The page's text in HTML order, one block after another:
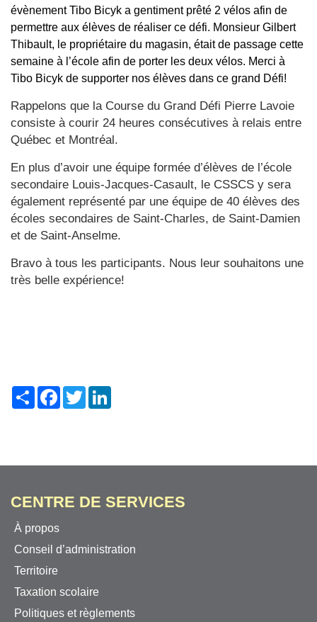
évènement Tibo Bicyk a gentiment prêté 2 vélos afin de
permettre aux élèves de réaliser ce défi. Monsieur Gilbert
Thibault, le propriétaire du magasin, était de passage cette
semaine à l’école afin de porter les deux vélos. Merci à
Tibo Bicyk de supporter nos élèves dans ce grand Défi!
Rappelons que la Course du Grand Défi Pierre Lavoie
consiste à courir 24 heures consécutives à relais entre
Québec et Montréal.
En plus d’avoir une équipe formée d’élèves de l’école
secondaire Louis-Jacques-Casault, le CSSCS y sera
également représenté par une équipe de 40 élèves des
écoles secondaires de Saint-Charles, de Saint-Damien
et de Saint-Anselme.
Bravo à tous les participants. Nous leur souhaitons une
très belle expérience!
ShareFacebook
Twitter
CENTRE DE SERVICES
À propos
Conseil d’administration
Territoire
Taxation scolaire
Politiques et règlements